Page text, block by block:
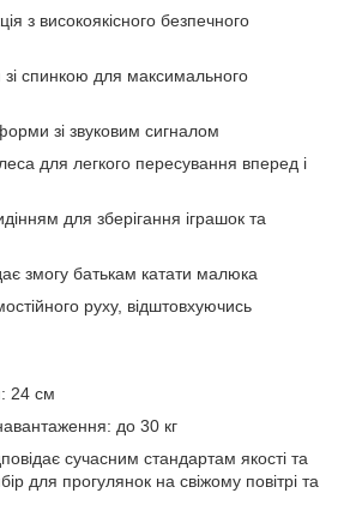
з високоякісного безпечного
зі спинкою для максимального
зі звуковим сигналом
для легкого пересування вперед і
для зберігання іграшок та
змогу батькам катати малюка
руху, відштовхуючись
24 см
до 30 кг
сучасним стандартам якості та
для прогулянок на свіжому повітрі та